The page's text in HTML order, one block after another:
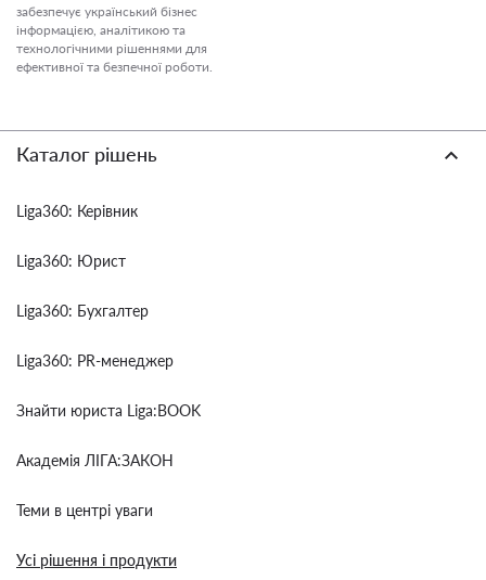
забезпечує український бізнес
інформацією, аналітикою та
технологічними рішеннями для
ефективної та безпечної роботи.
Каталог рішень
Liga360: Керівник
Liga360: Юрист
Liga360: Бухгалтер
Liga360: PR-менеджер
Знайти юриста Liga:BOOK
Академія ЛІГА:ЗАКОН
Теми в центрі уваги
Усі рішення і продукти